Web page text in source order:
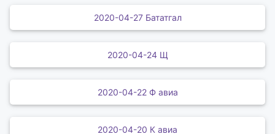
2020-04-27 Бататгал
2020-04-24 Щ
2020-04-22 Ф авиа
2020-04-20 К авиа